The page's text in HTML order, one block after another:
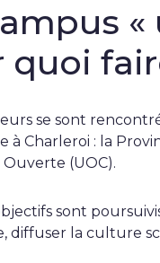
«
quoi
se sont
à Charleroi : la
Ouverte (UOC).
sont
diffuser la culture